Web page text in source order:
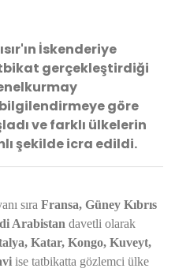
İskenderiye
gerçekleştirdiği
göre
ve farklı ülkelerin
şekilde icra edildi.
sıra Fransa, Güney Kıbrıs
Arabistan davetli olarak
Katar, Kongo, Kuveyt,
ise tatbikatta gözlemci ülke